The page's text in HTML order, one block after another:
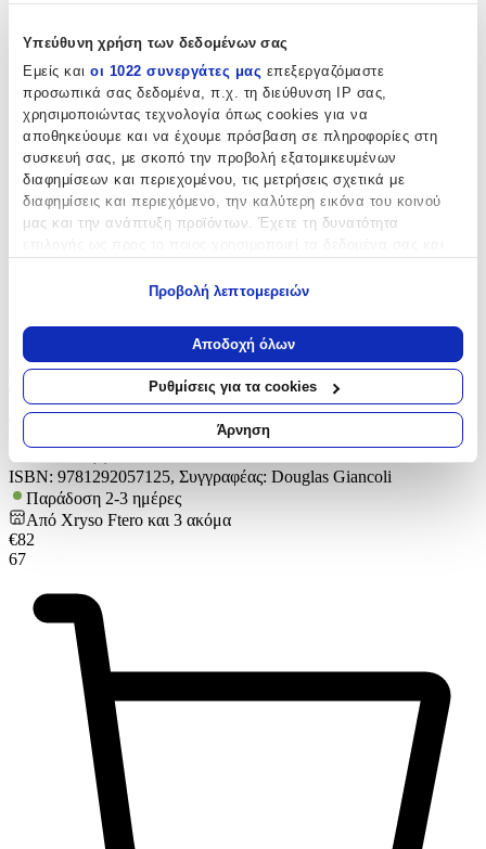
Υπεύθυνη χρήση των δεδομένων σας
Εμείς και οι 1022 συνεργάτες μας επεξεργαζόμαστε
προσωπικά σας δεδομένα, π.χ. τη διεύθυνση IP σας,
χρησιμοποιώντας τεχνολογία όπως cookies για να
αποθηκεύουμε και να έχουμε πρόσβαση σε πληροφορίες στη
συσκευή σας, με σκοπό την προβολή εξατομικευμένων
διαφημίσεων και περιεχομένου, τις μετρήσεις σχετικά με
διαφημίσεις και περιεχόμενο, την καλύτερη εικόνα του κοινού
μας και την ανάπτυξη προϊόντων. Έχετε τη δυνατότητα
Να συλλέξουμε πληροφορίες σχετικά με τη γεωγραφική
σας τοποθεσία, οι οποίες μπορεί να είναι ακριβείς σε
απόσταση μερικών μέτρων
Να αναγνωρίσουμε τη συσκευή σας σαρώνοντας ενεργά
για συγκεκριμένα χαρακτηριστικά (δακτυλικό αποτύπωμα)
Μάθετε περισσότερα σχετικά με τον τρόπο επεξεργασίας των
προσωπικών σας δεδομένων και καθορίστε τις προτιμήσεις σας
στην ενότητα “Λεπτομέρειες”. Μπορείτε να αλλάξετε ή να
ανακαλέσετε τη συγκατάθεσή σας ανά πάσα στιγμή από τη
Δήλωση Cookies.
σωστά, να εξατομικεύουμε περιεχόμενο και διαφημίσεις, να
παρέχουμε λειτουργίες μέσων κοινωνικής δικτύωσης και να
αναλύουμε την κυκλοφορία μας. Εμείς και οι 1022 συνεργάτες
μας επεξεργαζόμαστε προσωπικά σας δεδομένα, π.χ. τη
διεύθυνση IP σας, χρησιμοποιώντας τεχνολογία όπως cookies
για να αποθηκεύουμε και να έχουμε πρόσβαση σε πληροφορίες
στη συσκευή σας, με σκοπό την προβολή εξατομικευμένων
διαφημίσεων και περιεχομένου, τις μετρήσεις σχετικά με
διαφημίσεις και περιεχόμενο, την καλύτερη εικόνα του κοινού
μας και την ανάπτυξη προϊόντων. Επίσης, κοινοποιούμε
πληροφορίες σχετικά με την από μέρους σας χρήση της
τοποθεσίας μας στους συνεργάτες μέσων κοινωνικής
Προβολή λεπτομερειών
Αποδοχή όλων
Ρυθμίσεις για τα cookies
Άρνηση
Physics: Principles with Applications,
Global Edition
ISBN: 9781292057125, Συγγραφέας: Douglas Giancoli
Παράδοση 2-3 ημέρες
Από Xryso Ftero και 3 ακόμα
€82
67